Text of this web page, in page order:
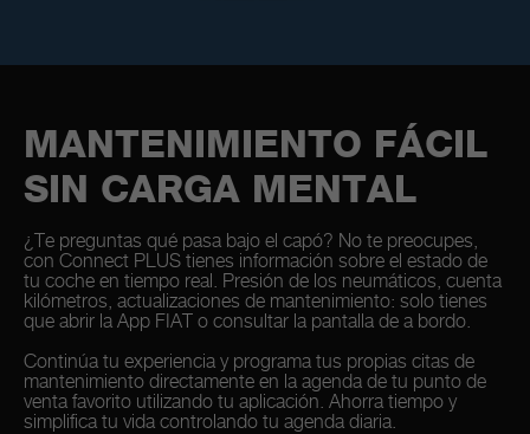
MANTENIMIENTO FÁCIL
SIN CARGA MENTAL
¿Te preguntas qué pasa bajo el capó? No te preocupes,
con Connect PLUS tienes información sobre el estado de
tu coche en tiempo real. Presión de los neumáticos, cuenta
kilómetros, actualizaciones de mantenimiento: solo tienes
que abrir la App FIAT o consultar la pantalla de a bordo.
Continúa tu experiencia y programa tus propias citas de
mantenimiento directamente en la agenda de tu punto de
venta favorito utilizando tu aplicación. Ahorra tiempo y
simplifica tu vida controlando tu agenda diaria.